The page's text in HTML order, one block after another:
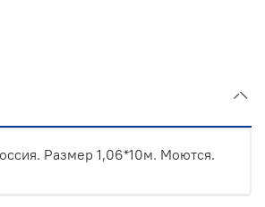
Размер 1,06*10м. Моются.